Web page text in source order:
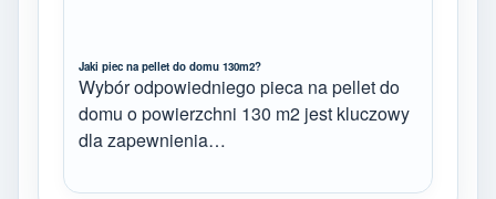
Jaki piec na pellet do domu 130m2?
Wybór odpowiedniego pieca na pellet do
domu o powierzchni 130 m2 jest kluczowy
dla zapewnienia…